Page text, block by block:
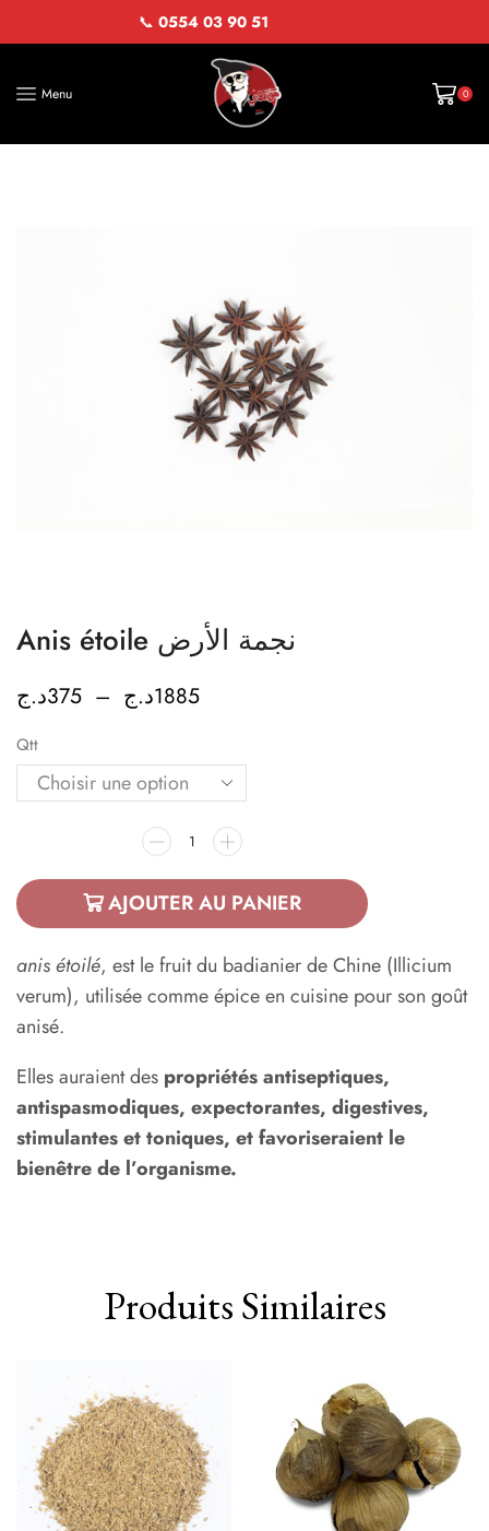
📞 0554 03 90 51
Menu 0
Anis étoile نجمة الأرض
375د.ج – 1885د.ج
Qtt
AJOUTER AU PANIER
anis étoilé, est le fruit du badianier de Chine (Illicium
verum), utilisée comme épice en cuisine pour son goût
anisé.
Elles auraient des propriétés antiseptiques,
antispasmodiques, expectorantes, digestives,
stimulantes et toniques, et favoriseraient le
bienêtre de l’organisme.
Produits Similaires